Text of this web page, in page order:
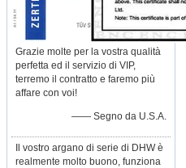
Grazie molte per la vostra qualità
perfetta ed il servizio di VIP,
terremo il contratto e faremo più
affare con voi!
—— Segno da U.S.A.
Il vostro argano di serie di DHW è
realmente molto buono, funziona